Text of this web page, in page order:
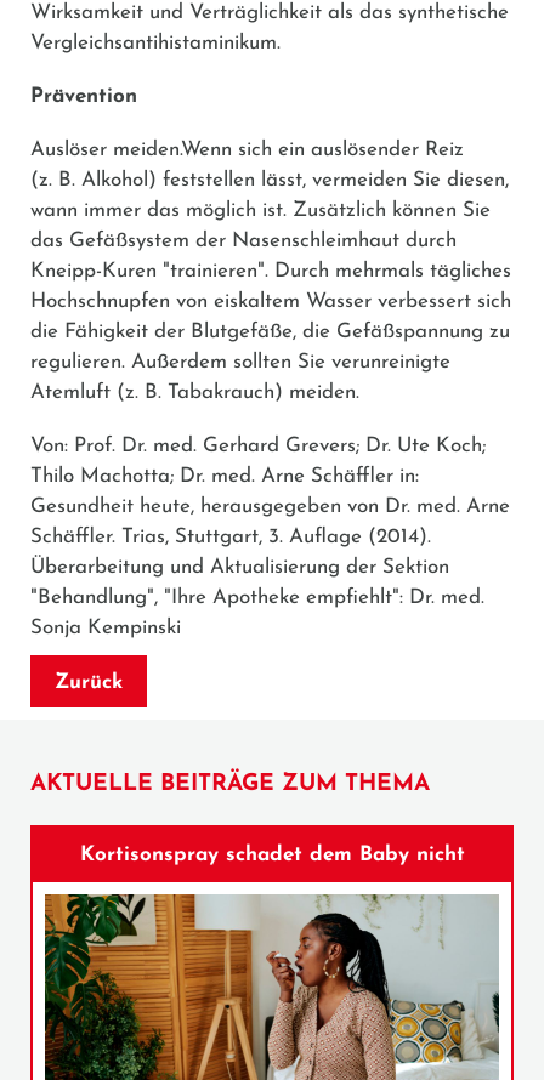
Wirksamkeit und Verträglichkeit als das synthetische
Vergleichsantihistaminikum.
Prävention
Auslöser meiden.Wenn sich ein auslösender Reiz
(z. B. Alkohol) feststellen lässt, vermeiden Sie diesen,
wann immer das möglich ist. Zusätzlich können Sie
das Gefäßsystem der Nasenschleimhaut durch
Kneipp-Kuren "trainieren". Durch mehrmals tägliches
Hochschnupfen von eiskaltem Wasser verbessert sich
die Fähigkeit der Blutgefäße, die Gefäßspannung zu
regulieren. Außerdem sollten Sie verunreinigte
Atemluft (z. B. Tabakrauch) meiden.
Von: Prof. Dr. med. Gerhard Grevers; Dr. Ute Koch;
Thilo Machotta; Dr. med. Arne Schäffler in:
Gesundheit heute, herausgegeben von Dr. med. Arne
Schäffler. Trias, Stuttgart, 3. Auflage (2014).
Überarbeitung und Aktualisierung der Sektion
"Behandlung", "Ihre Apotheke empfiehlt": Dr. med.
Sonja Kempinski
Zurück
AKTUELLE BEITRÄGE ZUM THEMA
Kortisonspray schadet dem Baby nicht